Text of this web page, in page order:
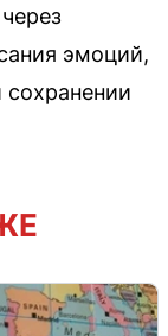
эмоций,